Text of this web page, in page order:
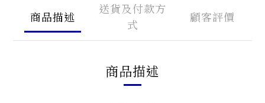
商品描述
送貨及付款方
式
顧客評價
商品描述